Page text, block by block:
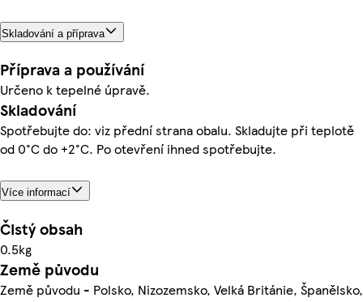
Skladování a příprava
Příprava a používání
Určeno k tepelné úpravě.
Skladování
Spotřebujte do: viz přední strana obalu. Skladujte při teplotě
od 0°C do +2°C. Po otevření ihned spotřebujte.
Více informací
Čistý obsah
0.5kg
Země původu
Země původu - Polsko, Nizozemsko, Velká Británie, Španělsko,